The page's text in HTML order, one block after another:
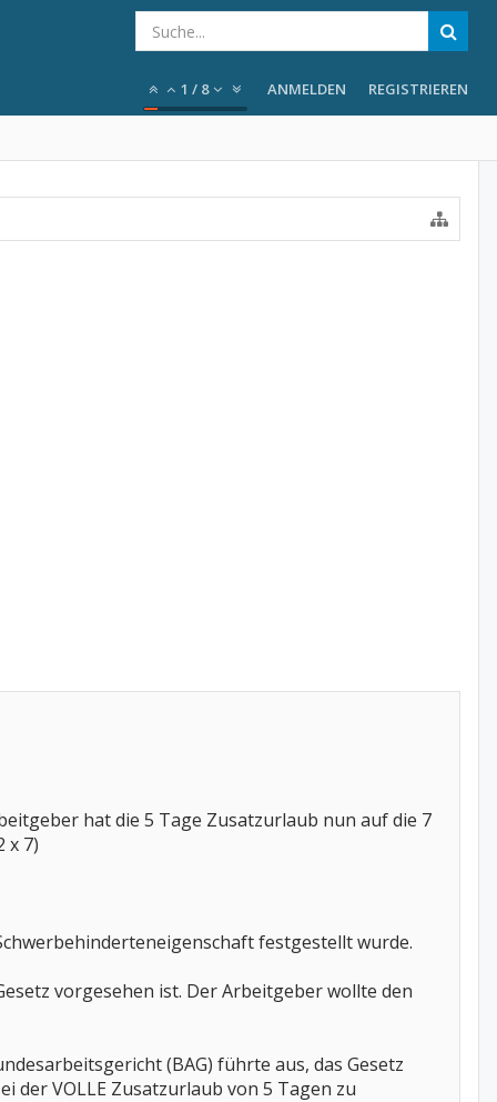
1 / 8 ANMELDEN REGISTRIEREN
hat die 5 Tage Zusatzurlaub nun auf die 7
x 7)
festgestellt wurde.
vorgesehen ist. Der Arbeitgeber wollte den
(BAG) führte aus, das Gesetz
der VOLLE Zusatzurlaub von 5 Tagen zu